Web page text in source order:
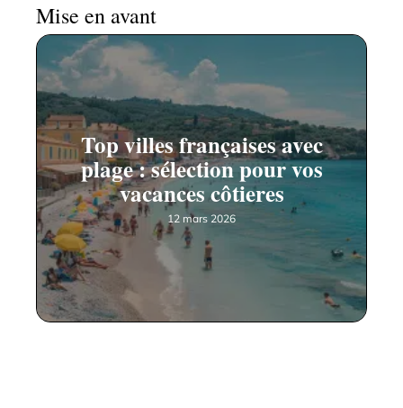
Mise en avant
Top villes françaises avec
plage : sélection pour vos
vacances côtieres
12 mars 2026